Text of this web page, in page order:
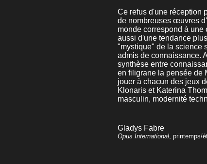
Ce refus d'une réception
de nombreuses œuvres
monde correspond à
aussi d'une tendance
"mystique" de la science
admis de connaissance.
synthèse entre
en filigrane la pensée de
jouer à chacun des jeux
Klonaris et Katerina
masculin, modernité
Gladys Fabre
Opus International, printemps/